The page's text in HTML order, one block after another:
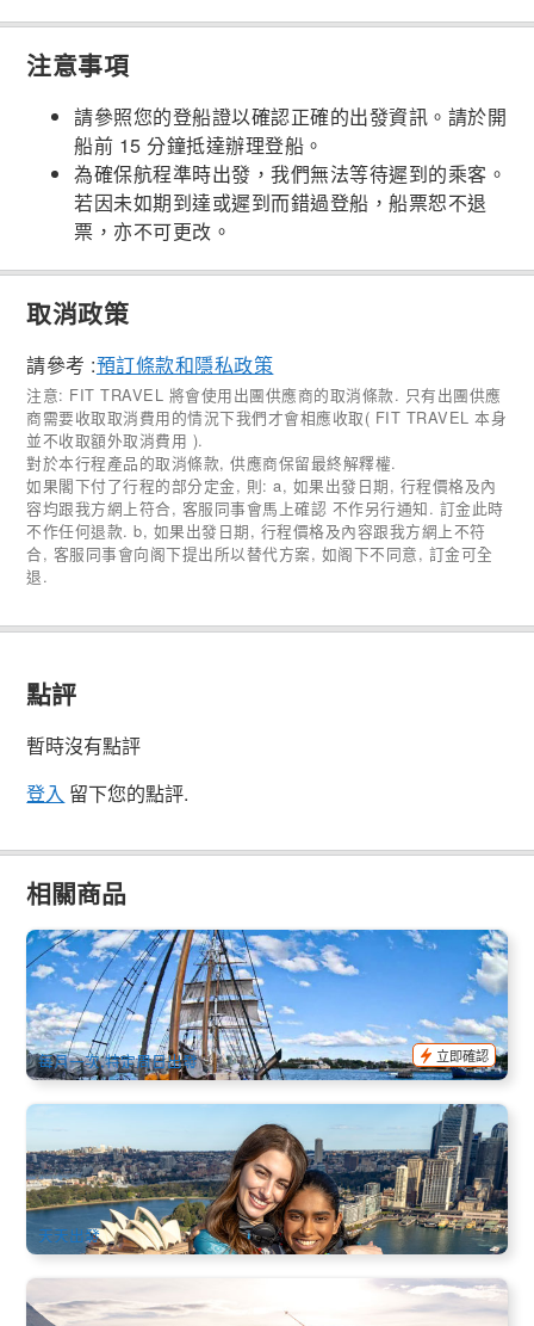
注意事項
請參照您的登船證以確認正確的出發資訊。請於開
船前 15 分鐘抵達辦理登船。
為確保航程準時出發，我們無法等待遲到的乘客。
若因未如期到達或遲到而錯過登船，船票恕不退
票，亦不可更改。
取消政策
請參考 :預訂條款和隱私政策
注意: FIT TRAVEL 將會使用出團供應商的取消條款. 只有出團供應
商需要收取取消費用的情況下我們才會相應收取( FIT TRAVEL 本身
並不收取額外取消費用 ).
對於本行程產品的取消條款, 供應商保留最終解釋權.
如果閣下付了行程的部分定金, 則: a, 如果出發日期, 行程價格及內
容均跟我方網上符合, 客服同事會馬上確認 不作另行通知. 訂金此時
不作任何退款. b, 如果出發日期, 行程價格及內容跟我方網上不符
合, 客服同事會向阁下提出所以替代方案, 如阁下不同意, 訂金可全
退.
點評
暫時沒有點評
登入 留下您的點評.
相關商品
悉尼港高帆船｜香檳早午餐巡航 (Champagne Brunch Cruise)
74 已預訂
AUD $104.00 $119.00
SYD04861
每月一次,特定周日出發
立即確認
悉尼爬橋 | 攀登悉尼海港大橋 BridgeClimb Sydney (英文)
1.2k 已預訂
AUD $325.00
SYD04097
天天出發
2026悉尼滑雪團 | 雪山歡樂4天中文遊 (中午出發)